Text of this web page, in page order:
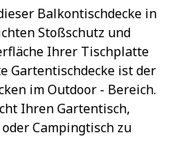
Balkontischdecke in
Stoßschutz und
Ihrer Tischplatte
Gartentischdecke ist der
im Outdoor - Bereich.
Ihren Gartentisch,
Campingtisch zu